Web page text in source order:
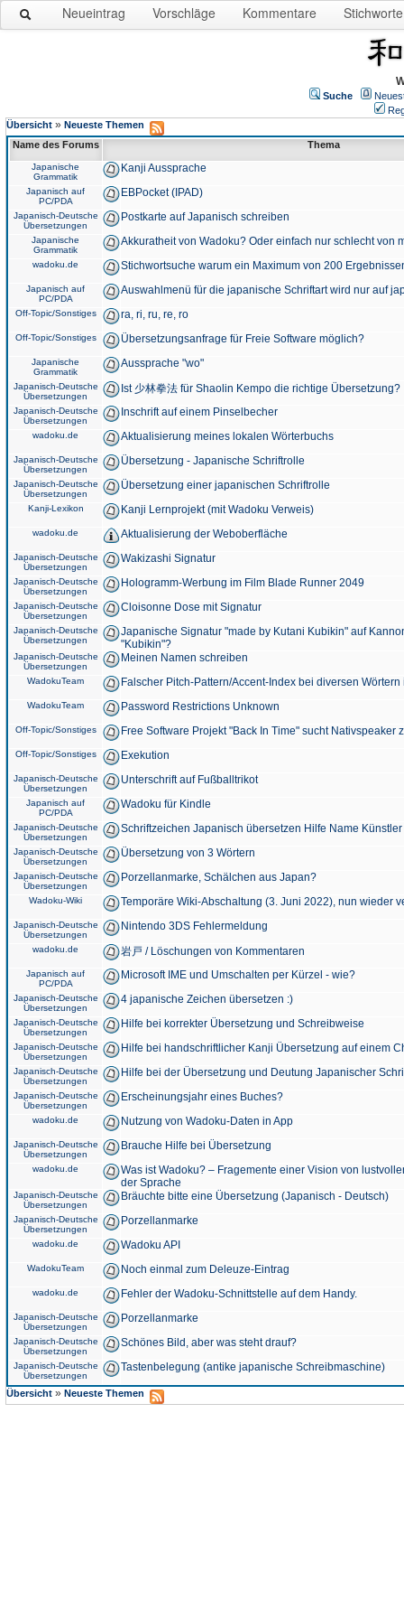
Neueintrag Vorschläge Kommentare Stichworte
Suche
Übersicht » Neueste Themen
Name des Forums
Thema
Japanische
Grammatik
Kanji Aussprache
Japanisch auf
PC/PDA
EBPocket (IPAD)
Japanisch-Deutsche
Übersetzungen
Postkarte auf Japanisch schreiben
Japanische
Grammatik
Akkuratheit von Wadoku? Oder einfach nur schlecht von
wadoku.de Stichwortsuche warum ein Maximum von 200
Japanisch auf
PC/PDA
Auswahlmenü für die japanische Schriftart wird nur auf
Off-Topic/Sonstiges ra, ri, ru, re, ro
Off-Topic/Sonstiges Übersetzungsanfrage für Freie Software möglich?
Japanische
Grammatik
Aussprache "wo"
Japanisch-Deutsche
Übersetzungen
Ist 少林拳法 für Shaolin Kempo die richtige Übersetzung?
Japanisch-Deutsche
Übersetzungen
Inschrift auf einem Pinselbecher
wadoku.de Aktualisierung meines lokalen Wörterbuchs
Japanisch-Deutsche
Übersetzungen
Übersetzung - Japanische Schriftrolle
Japanisch-Deutsche
Übersetzungen
Übersetzung einer japanischen Schriftrolle
Kanji-Lexikon Kanji Lernprojekt (mit Wadoku Verweis)
wadoku.de Aktualisierung der Weboberfläche
Japanisch-Deutsche
Übersetzungen
Wakizashi Signatur
Japanisch-Deutsche
Übersetzungen
Hologramm-Werbung im Film Blade Runner 2049
Japanisch-Deutsche
Übersetzungen
Cloisonne Dose mit Signatur
Japanisch-Deutsche
Übersetzungen
Japanische Signatur "made by Kutani Kubikin" auf
"Kubikin"?
Japanisch-Deutsche
Übersetzungen
Meinen Namen schreiben
WadokuTeam Falscher Pitch-Pattern/Accent-Index bei diversen
WadokuTeam Password Restrictions Unknown
Off-Topic/Sonstiges Free Software Projekt "Back In Time" sucht Nativspeaker
Off-Topic/Sonstiges Exekution
Japanisch-Deutsche
Übersetzungen
Unterschrift auf Fußballtrikot
Japanisch auf
PC/PDA
Wadoku für Kindle
Japanisch-Deutsche
Übersetzungen
Schriftzeichen Japanisch übersetzen Hilfe Name
Japanisch-Deutsche
Übersetzungen
Übersetzung von 3 Wörtern
Japanisch-Deutsche
Übersetzungen
Porzellanmarke, Schälchen aus Japan?
Wadoku-Wiki Temporäre Wiki-Abschaltung (3. Juni 2022), nun wieder
Japanisch-Deutsche
Übersetzungen
Nintendo 3DS Fehlermeldung
wadoku.de 岩戸 / Löschungen von Kommentaren
Japanisch auf
PC/PDA
Microsoft IME und Umschalten per Kürzel - wie?
Japanisch-Deutsche
Übersetzungen
4 japanische Zeichen übersetzen :)
Japanisch-Deutsche
Übersetzungen
Hilfe bei korrekter Übersetzung und Schreibweise
Japanisch-Deutsche
Übersetzungen
Hilfe bei handschriftlicher Kanji Übersetzung auf einem
Japanisch-Deutsche
Übersetzungen
Hilfe bei der Übersetzung und Deutung Japanischer
Japanisch-Deutsche
Übersetzungen
Erscheinungsjahr eines Buches?
wadoku.de Nutzung von Wadoku-Daten in App
Japanisch-Deutsche
Übersetzungen
Brauche Hilfe bei Übersetzung
wadoku.de
Was ist Wadoku? – Fragemente einer Vision von
der Sprache
Japanisch-Deutsche
Übersetzungen
Bräuchte bitte eine Übersetzung (Japanisch - Deutsch)
Japanisch-Deutsche
Übersetzungen
Porzellanmarke
wadoku.de Wadoku API
WadokuTeam Noch einmal zum Deleuze-Eintrag
wadoku.de Fehler der Wadoku-Schnittstelle auf dem Handy.
Japanisch-Deutsche
Übersetzungen
Porzellanmarke
Japanisch-Deutsche
Übersetzungen
Schönes Bild, aber was steht drauf?
Japanisch-Deutsche
Übersetzungen
Tastenbelegung (antike japanische Schreibmaschine)
Übersicht » Neueste Themen